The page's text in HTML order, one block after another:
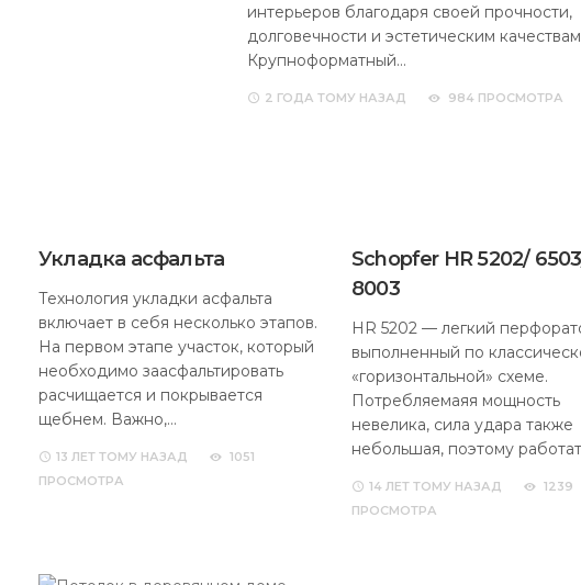
интерьеров благодаря своей прочности,
долговечности и эстетическим
Крупноформатный…
2 ГОДА ТОМУ НАЗАД 984 ПРОСМОТРА
Укладка асфальта
Технология укладки асфальта
включает в себя несколько этапов.
На первом этапе участок, который
необходимо заасфальтировать
расчищается и покрывается
щебнем. Важно,…
13 ЛЕТ ТОМУ НАЗАД
1051
ПРОСМОТРА
Schopfer HR 5202/
8003
HR 5202 — легкий
выполненный по
«горизонтальной» схеме.
Потребляемаяя мощность
невелика, сила удара также
небольшая, поэтому
14 ЛЕТ ТОМУ НАЗАД
1239
ПРОСМОТРА